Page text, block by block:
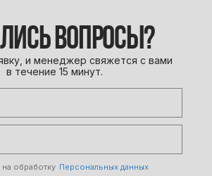
ВОПРОСЫ?
и менеджер свяжется с вами
в течение 15 минут.
обработку Персональных данных